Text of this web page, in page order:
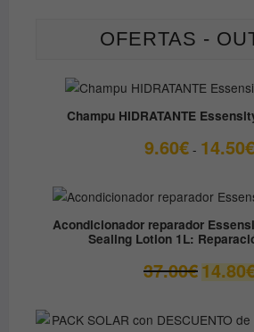
OFERTAS -
Champu HIDRATANTE
9.60€ - 14.50€
Acondicionador reparador
Sealing Lotion 1L:
37.00€ El
precio
era:
14.80